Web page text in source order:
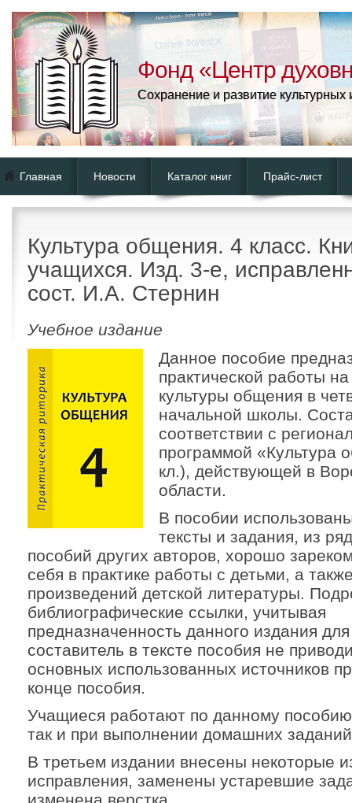
Фонд «Центр
Сохранение и развитие
Главная Новости Каталог книг Прайс-лист
Культура общения. 4 класс.
учащихся. Изд. 3-е,
сост. И.А. Стернин
Учебное издание
Данное пособие
практической работы
культуры общения в
начальной школы.
соответствии с
программой «Культура
кл.), действующей в
области.
В пособии
тексты и задания, из
пособий других авторов, хорошо
себя в практике работы с детьми, а
произведений детской литературы.
библиографические ссылки, учитывая
предназначенность данного издания
составитель в тексте пособия не
основных использованных источников
конце пособия.
Учащиеся работают по данному пособию
так и при выполнении домашних
В третьем издании внесены некоторые
исправления, заменены устаревшие
изменена верстка.